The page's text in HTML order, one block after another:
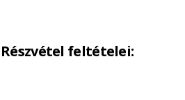
Részvétel feltételei: